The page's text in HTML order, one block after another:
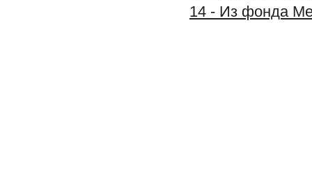
14 - Из фонда